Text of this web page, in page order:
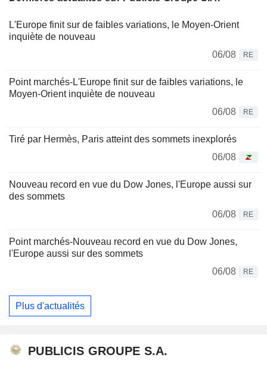
L'Europe finit sur de faibles variations, le Moyen-Orient
inquiète de nouveau
06/08
RE
Point marchés-L'Europe finit sur de faibles variations, le
Moyen-Orient inquiète de nouveau
06/08
RE
Tiré par Hermès, Paris atteint des sommets inexplorés
06/08
Nouveau record en vue du Dow Jones, l'Europe aussi sur
des sommets
06/08
RE
Point marchés-Nouveau record en vue du Dow Jones,
l'Europe aussi sur des sommets
06/08
RE
Plus d'actualités
PUBLICIS GROUPE S.A.